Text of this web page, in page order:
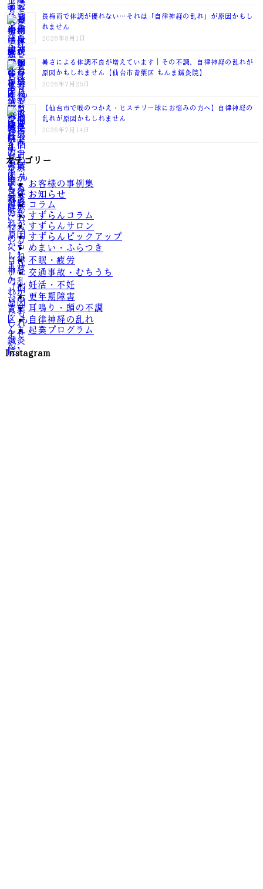
長梅雨で体調が優れない…それは「自律神経の乱れ」が原因かもし
れません
2026年8月1日
暑さによる体調不良が増えています｜その不調、自律神経の乱れが
原因かもしれません【仙台市青葉区 もんま鍼灸院】
2026年7月25日
【仙台市で喉のつかえ・ヒステリー球にお悩みの方へ】自律神経の
乱れが原因かもしれません
2026年7月14日
カテゴリー
お客様の事例集
お知らせ
コラム
すずらんコラム
すずらんサロン
すずらんピックアップ
めまい・ふらつき
不眠・疲労
交通事故・むちうち
妊活・不妊
更年期障害
耳鳴り・頭の不調
自律神経の乱れ
起業プログラム
Instagram